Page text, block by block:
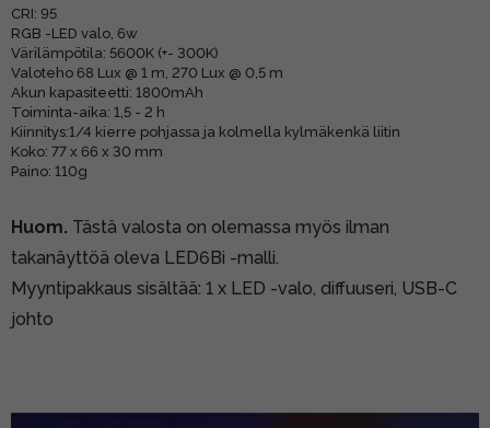
CRI: 95
RGB -LED valo, 6w
Värilämpötila: 5600K (+- 300K)
Valoteho 68 Lux @ 1 m, 270 Lux @ 0,5 m
Akun kapasiteetti: 1800mAh
Toiminta-aika: 1,5 - 2 h
Kiinnitys:1/4 kierre pohjassa ja kolmella kylmäkenkä liitin
Koko: 77 x 66 x 30 mm
Paino: 110g
Huom. Tästä valosta on olemassa myös ilman
takanäyttöä oleva LED6Bi -malli.
Myyntipakkaus sisältää: 1 x LED -valo, diffuuseri, USB-C
johto